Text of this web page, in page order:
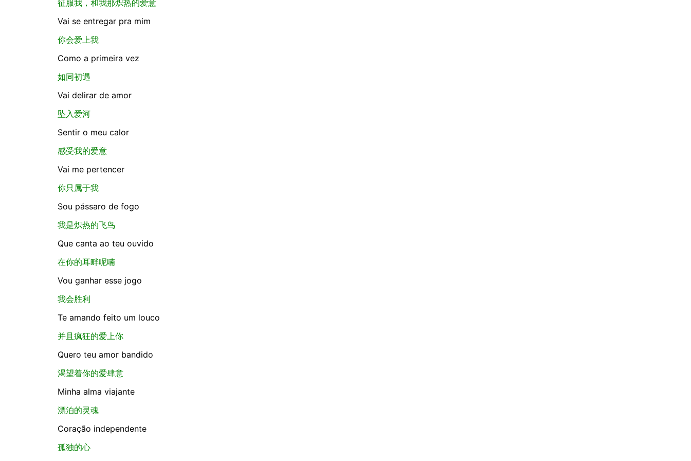
征服我，和我那炽热的爱意
Vai se entregar pra mim
你会爱上我
Como a primeira vez
如同初遇
Vai delirar de amor
坠入爱河
Sentir o meu calor
感受我的爱意
Vai me pertencer
你只属于我
Sou pássaro de fogo
我是炽热的飞鸟
Que canta ao teu ouvido
在你的耳畔呢喃
Vou ganhar esse jogo
我会胜利
Te amando feito um louco
并且疯狂的爱上你
Quero teu amor bandido
渴望着你的爱肆意
Minha alma viajante
漂泊的灵魂
Coração independente
孤独的心